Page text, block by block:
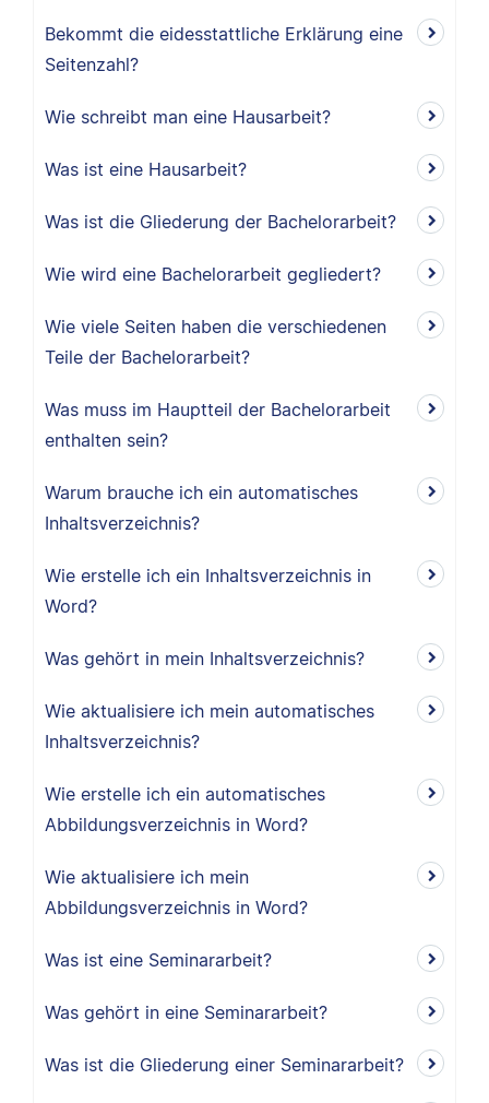
Bekommt die eidesstattliche Erklärung eine
Seitenzahl?
Wie schreibt man eine Hausarbeit?
Was ist eine Hausarbeit?
Was ist die Gliederung der Bachelorarbeit?
Wie wird eine Bachelorarbeit gegliedert?
Wie viele Seiten haben die verschiedenen
Teile der Bachelorarbeit?
Was muss im Hauptteil der Bachelorarbeit
enthalten sein?
Warum brauche ich ein automatisches
Inhaltsverzeichnis?
Wie erstelle ich ein Inhaltsverzeichnis in
Word?
Was gehört in mein Inhaltsverzeichnis?
Wie aktualisiere ich mein automatisches
Inhaltsverzeichnis?
Wie erstelle ich ein automatisches
Abbildungsverzeichnis in Word?
Wie aktualisiere ich mein
Abbildungsverzeichnis in Word?
Was ist eine Seminararbeit?
Was gehört in eine Seminararbeit?
Was ist die Gliederung einer Seminararbeit?